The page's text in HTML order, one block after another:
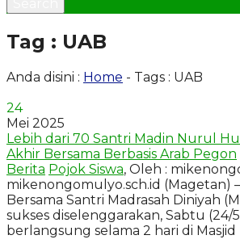
Tag : UAB
Anda disini : Home - Tags : UAB
24
Mei 2025
Lebih dari 70 Santri Madin Nurul
Akhir Bersama Berbasis Arab Pegon
Berita Pojok Siswa, Oleh :
mikenongomulyo.sch.id (Magetan)
Bersama Santri Madrasah Diniyah
sukses diselenggarakan, Sabtu (24/
berlangsung selama 2 hari di